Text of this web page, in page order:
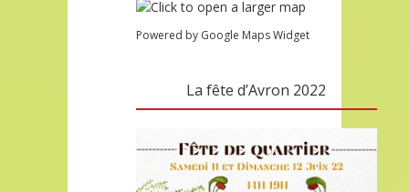
Powered by Google Maps Widget
La fête d’Avron 2022